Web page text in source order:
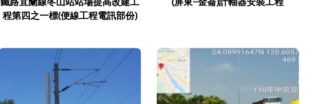
程第四之一標(便線工程電訊部份)